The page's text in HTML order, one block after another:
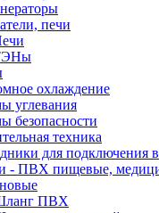
печи
охлаждение
углевания
безопасности
техника
для подключения
- ПВХ пищевые,
ПВХ